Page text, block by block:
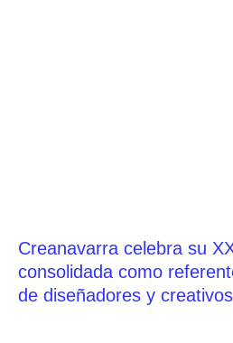
Creanavarra celebra su
consolidada como
de diseñadores y creativos